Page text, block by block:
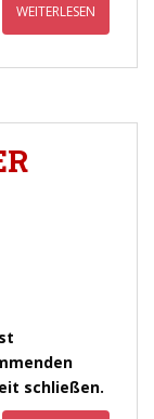
WEITERLESEN
schließen.